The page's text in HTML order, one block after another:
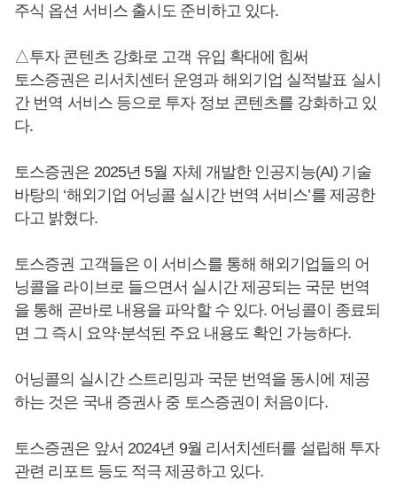
주식 옵션 서비스 출시도 준비하고 있다.
△투자 콘텐츠 강화로 고객 유입 확대에 힘써
토스증권은 리서치센터 운영과 해외기업 실적발표 실시
간 번역 서비스 등으로 투자 정보 콘텐츠를 강화하고 있
다.
토스증권은 2025년 5월 자체 개발한 인공지능(AI) 기술
바탕의 ‘해외기업 어닝콜 실시간 번역 서비스’를 제공한
다고 밝혔다.
토스증권 고객들은 이 서비스를 통해 해외기업들의 어
닝콜을 라이브로 들으면서 실시간 제공되는 국문 번역
을 통해 곧바로 내용을 파악할 수 있다. 어닝콜이 종료되
면 그 즉시 요약·분석된 주요 내용도 확인 가능하다.
어닝콜의 실시간 스트리밍과 국문 번역을 동시에 제공
하는 것은 국내 증권사 중 토스증권이 처음이다.
토스증권은 앞서 2024년 9월 리서치센터를 설립해 투자
관련 리포트 등도 적극 제공하고 있다.